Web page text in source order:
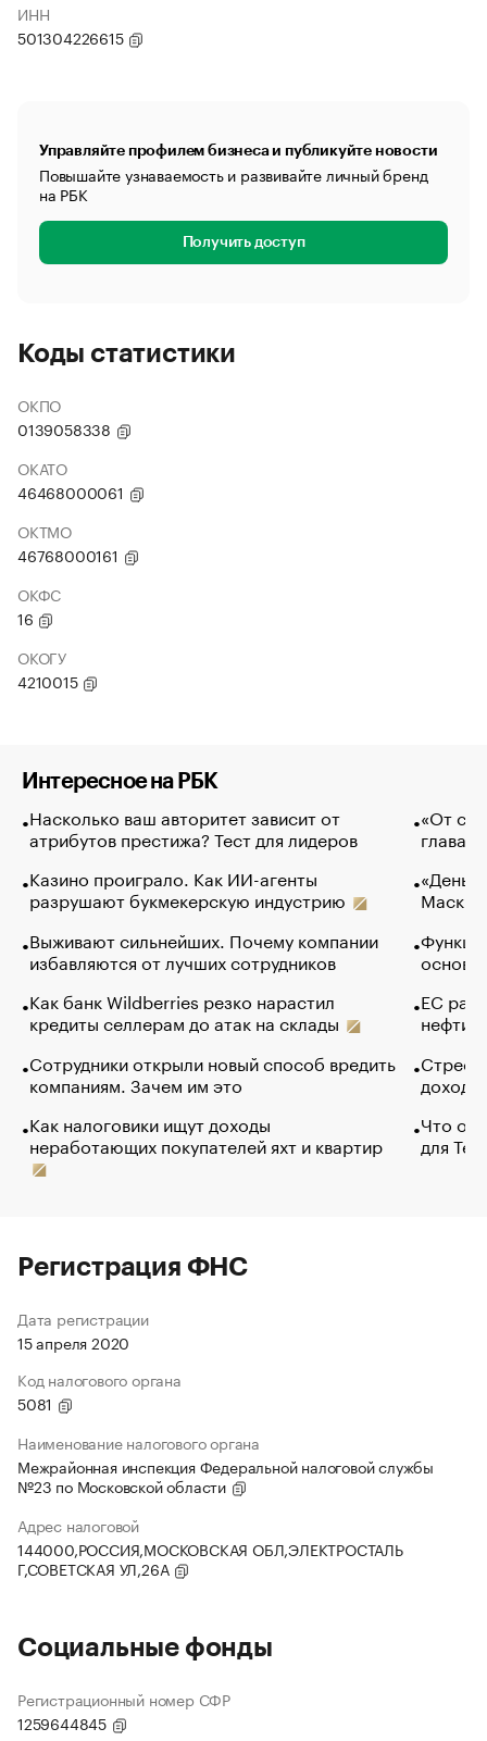
ИНН
501304226615
Управляйте профилем бизнеса и публикуйте новости
Повышайте узнаваемость и развивайте личный бренд
на РБК
Получить доступ
Коды статистики
ОКПО
0139058338
ОКАТО
46468000061
ОКТМО
46768000161
ОКФС
16
ОКОГУ
4210015
Интересное на РБК
Насколько ваш авторитет зависит от
атрибутов престижа? Тест для лидеров
Казино проиграло. Как ИИ-агенты
разрушают букмекерскую индустрию
Выживают сильнейших. Почему компании
избавляются от лучших сотрудников
Как банк Wildberries резко нарастил
кредиты селлерам до атак на склады
Сотрудники открыли новый способ вредить
компаниям. Зачем им это
Как налоговики ищут доходы
неработающих покупателей яхт и квартир
«От
глава
Маск в
основ
ЕС
нефти
Что
для
Регистрация ФНС
Дата регистрации
15 апреля 2020
Код налогового органа
5081
Наименование налогового органа
Межрайонная инспекция Федеральной налоговой службы
№23 по Московской области
Адрес налоговой
144000,РОССИЯ,МОСКОВСКАЯ ОБЛ,ЭЛЕКТРОСТАЛЬ
Г,СОВЕТСКАЯ УЛ,26А
Социальные фонды
Регистрационный номер СФР
1259644845